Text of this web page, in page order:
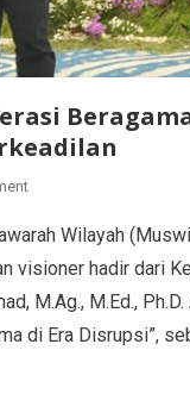
Wilayah
visioner hadir dari
M.Ag., M.Ed.,
di Era Disrupsi”,